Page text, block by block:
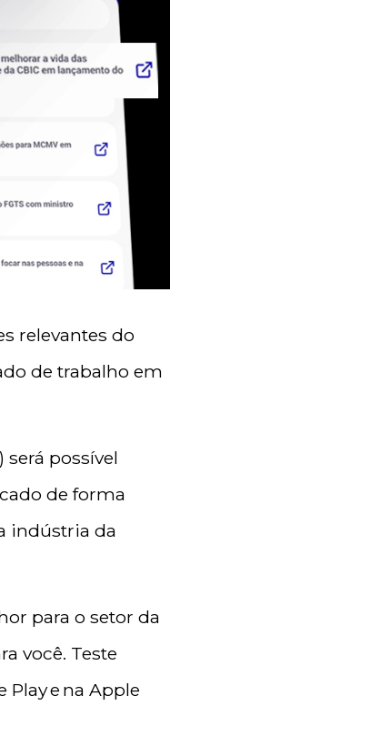
relevantes do
de trabalho em
será possível
de forma
indústria da
para o setor da
você. Teste
e na Apple